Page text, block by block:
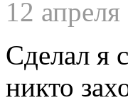
12
Сделал я
никто